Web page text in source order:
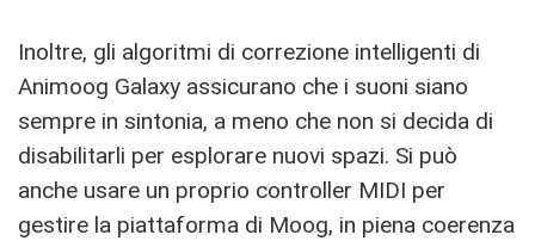
Inoltre, gli algoritmi di correzione intelligenti di
Animoog Galaxy assicurano che i suoni siano
sempre in sintonia, a meno che non si decida di
disabilitarli per esplorare nuovi spazi. Si può
anche usare un proprio controller MIDI per
gestire la piattaforma di Moog, in piena coerenza